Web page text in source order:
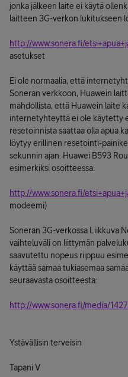
jonka jälkeen laite ei käytä
laitteen 3G-verkon lukitukseen
http://www.sonera.fi/
asetukset
Ei ole normaalia, että
Soneran verkkoon, Huawein
mahdollista, että Huawein laite
internetyhteyttä ei ole käytetty
resetoinnista saattaa olla apua
löytyy erillinen resetointi-
sekunnin ajan. Huawei B593
esimerkiksi osoitteessa:
http://www.sonera.fi/
modeemi)
Soneran 3G-verkossa Liikkuva
vaihteluväli on liittymän
saavutettu nopeus riippuu
käyttää samaa tukiasemaa
seuraavasta osoitteesta:
http://www.sonera.fi/media/
Ystävällisin terveisin
Tapani V